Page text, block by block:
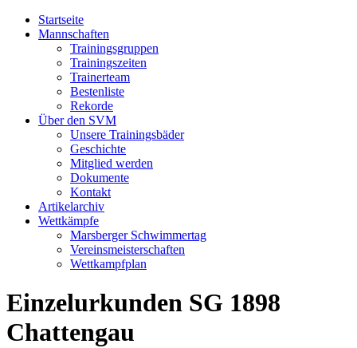
Startseite
Mannschaften
Trainingsgruppen
Trainingszeiten
Trainerteam
Bestenliste
Rekorde
Über den SVM
Unsere Trainingsbäder
Geschichte
Mitglied werden
Dokumente
Kontakt
Artikelarchiv
Wettkämpfe
Marsberger Schwimmertag
Vereinsmeisterschaften
Wettkampfplan
Einzelurkunden SG 1898
Chattengau